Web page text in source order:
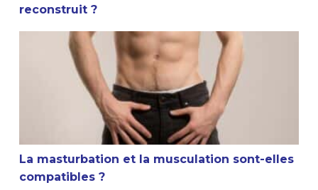
reconstruit ?
La masturbation et la musculation sont-elles
La masturbation et la musculation sont-elles
compatibles ?